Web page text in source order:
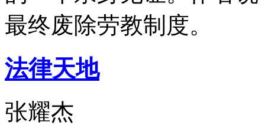
最终废除劳教制度。
法律天地
张耀杰